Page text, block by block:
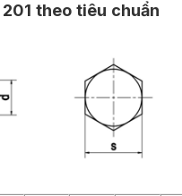
theo tiêu chuẩn